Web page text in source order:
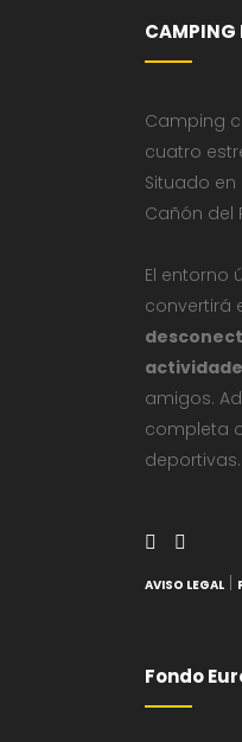
CAMPING
Camping
cuatro
Situado
Cañón del
El entorno
convertirá
amigos.
completa
deportivas.
AVISO LEGAL
Fondo